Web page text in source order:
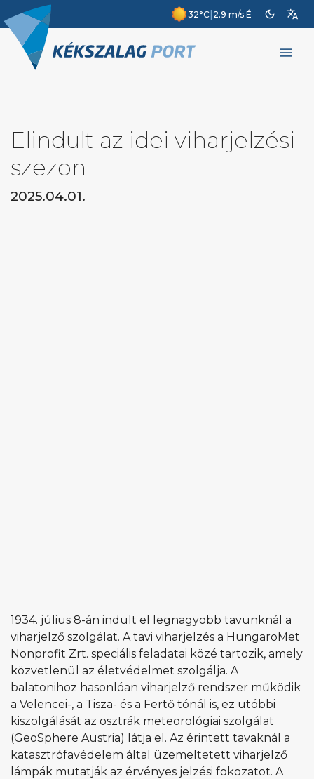
32°C| 2.9 m/s É dark_mode translate
menu
Elindult az idei viharjelzési
szezon
2025.04.01.
1934. július 8-án indult el legnagyobb tavunknál a
viharjelző szolgálat. A tavi viharjelzés a HungaroMet
Nonprofit Zrt. speciális feladatai közé tartozik, amely
közvetlenül az életvédelmet szolgálja. A
balatonihoz hasonlóan viharjelző rendszer működik
a Velencei-, a Tisza- és a Fertő tónál is, ez utóbbi
kiszolgálását az osztrák meteorológiai szolgálat
(GeoSphere Austria) látja el. Az érintett tavaknál a
katasztrófavédelem által üzemeltetett viharjelző
lámpák mutatják az érvényes jelzési fokozatot. A